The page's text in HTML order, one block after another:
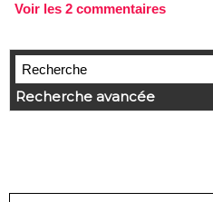
Voir les 2 commentaires
Recherche avancée